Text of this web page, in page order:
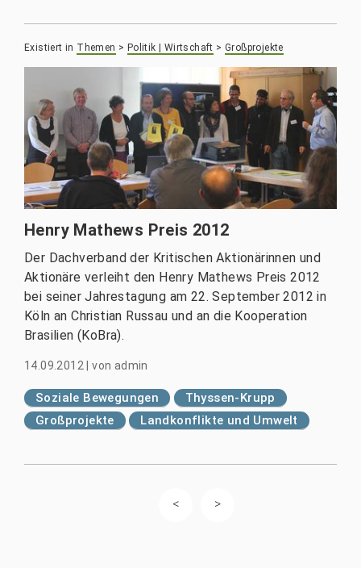
Existiert in Themen > Politik | Wirtschaft >Großprojekte
Henry Mathews Preis 2012
Der Dachverband der Kritischen Aktionärinnen und
Aktionäre verleiht den Henry Mathews Preis 2012
bei seiner Jahrestagung am 22. September 2012 in
Köln an Christian Russau und an die Kooperation
Brasilien (KoBra).
14.09.2012 |von admin
Soziale Bewegungen
Thyssen-Krupp
Großprojekte
Landkonflikte und Umwelt